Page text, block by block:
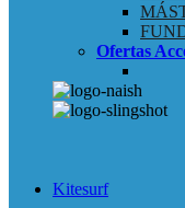
Ofertas
Kitesurf